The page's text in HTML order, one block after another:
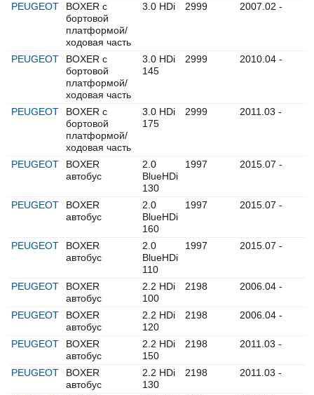
PEUGEOT
BOXER c
бортовой
платформой/
ходовая часть
3.0 HDi 2999 2007.02 -
PEUGEOT
BOXER c
бортовой
платформой/
ходовая часть
3.0 HDi
145
2999 2010.04 -
PEUGEOT
BOXER c
бортовой
платформой/
ходовая часть
3.0 HDi
175
2999 2011.03 -
PEUGEOT
BOXER
автобус
2.0
BlueHDi
130
1997 2015.07 -
PEUGEOT
BOXER
автобус
2.0
BlueHDi
160
1997 2015.07 -
PEUGEOT
BOXER
автобус
2.0
BlueHDi
110
1997 2015.07 -
PEUGEOT
BOXER
автобус
2.2 HDi
100
2198 2006.04 -
PEUGEOT
BOXER
автобус
2.2 HDi
120
2198 2006.04 -
PEUGEOT
BOXER
автобус
2.2 HDi
150
2198 2011.03 -
PEUGEOT
BOXER
автобус
2.2 HDi
130
2198 2011.03 -